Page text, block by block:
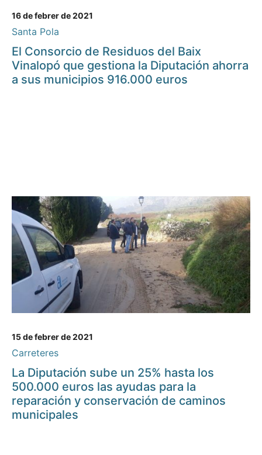
16 de febrer de 2021
Santa Pola
El Consorcio de Residuos del Baix
Vinalopó que gestiona la Diputación ahorra
a sus municipios 916.000 euros
15 de febrer de 2021
Carreteres
La Diputación sube un 25% hasta los
500.000 euros las ayudas para la
reparación y conservación de caminos
municipales